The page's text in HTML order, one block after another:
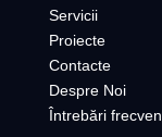
Servicii
Proiecte
Contacte
Despre Noi
Întrebări